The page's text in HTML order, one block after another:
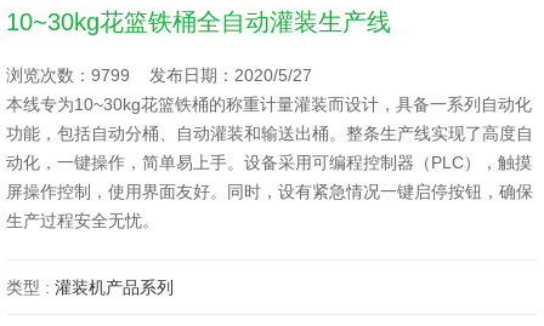
10~30kg花篮铁桶全自动灌装生产线
浏览次数：9799 发布日期：2020/5/27
本线专为10~30kg花篮铁桶的称重计量灌装而设计，具备一系列自动化
功能，包括自动分桶、自动灌装和输送出桶。整条生产线实现了高度自
动化，一键操作，简单易上手。设备采用可编程控制器（PLC），触摸
屏操作控制，使用界面友好。同时，设有紧急情况一键启停按钮，确保
生产过程安全无忧。
类型 : 灌装机产品系列